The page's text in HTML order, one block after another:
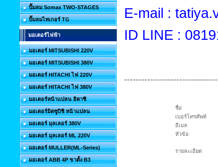
ปั๊มลม Somax TWO-STAGES
ปั๊มลมไทเกอร์ TG
มอเตอร์ไฟฟ้า
มอเตอร์ MITSUBISHI 220V
มอเตอร์ MITSUBISHI 380V
มอเตอร์ HITACHI ไฟ 220V
มอเตอร์ HITACHI ไฟ 380V
มอเตอร์หน้าแปลน ฮิตาชิ
มอเตอร์มิตซูบิชิ หน้าแปลน
มอเตอร์ มุลเลอร์ 380V
มอเตอร์ มุลเลอร์ ML 220V
มอเตอร์ MULLER(ML-Series)
มอเตอร์ ABB 4P ขาตั้ง B3
E-mail :
ID LINE :
ชื่อ
เบอร์โทรศัพท์
อีเมล
หัวข้อ
รายละเอียด